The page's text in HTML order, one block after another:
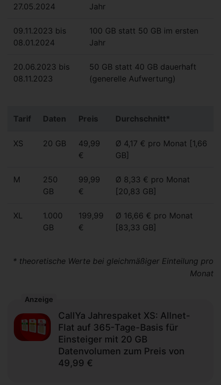
27.05.2024
Jahr
09.11.2023 bis
08.01.2024
100 GB statt 50 GB im ersten
Jahr
20.06.2023 bis
08.11.2023
50 GB statt 40 GB dauerhaft
(generelle Aufwertung)
Tarif Daten Preis Durchschnitt*
XS 20 GB
49,99
€
Ø 4,17 € pro Monat [1,66
GB]
M
250
GB
99,99
€
Ø 8,33 € pro Monat
[20,83 GB]
XL
1.000
GB
199,99
€
Ø 16,66 € pro Monat
[83,33 GB]
* theoretische Werte bei gleichmäßiger Einteilung pro
Monat
Anzeige
CallYa Jahrespaket XS: Allnet-
Flat auf 365-Tage-Basis für
Einsteiger mit 20 GB
Datenvolumen zum Preis von
49,99 €